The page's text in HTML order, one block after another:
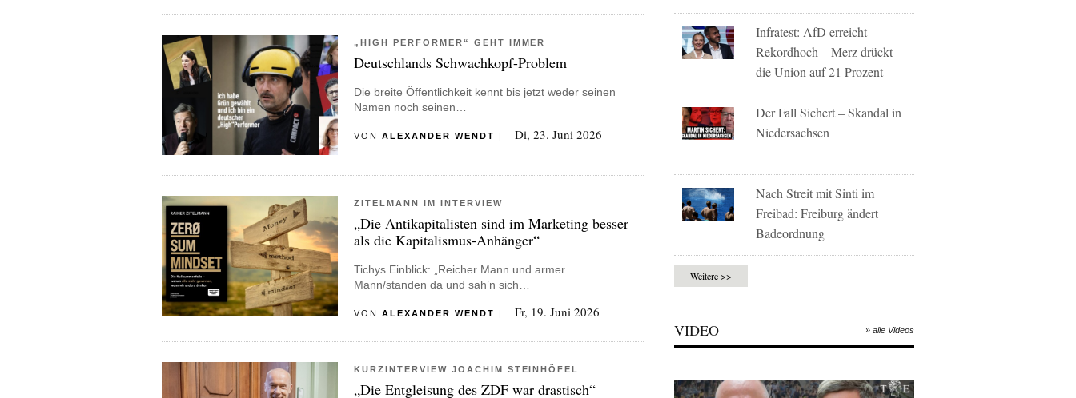
„HIGH PERFORMER“ GEHT IMMER
Deutschlands Schwachkopf-Problem
Die breite Öffentlichkeit kennt bis jetzt weder seinen
Namen noch seinen…
VON ALEXANDER WENDT | Di, 23. Juni 2026
ZITELMANN IM INTERVIEW
„Die Antikapitalisten sind im Marketing besser
als die Kapitalismus-Anhänger“
Tichys Einblick: „Reicher Mann und armer
Mann/standen da und sah’n sich…
VON ALEXANDER WENDT | Fr, 19. Juni 2026
KURZINTERVIEW JOACHIM STEINHÖFEL
„Die Entgleisung des ZDF war drastisch“
Infratest: AfD erreicht
Rekordhoch – Merz drückt
die Union auf 21 Prozent
Der Fall Sichert – Skandal in
Niedersachsen
Nach Streit mit Sinti im
Freibad: Freiburg ändert
Badeordnung
Weitere >>
VIDEO » alle Videos